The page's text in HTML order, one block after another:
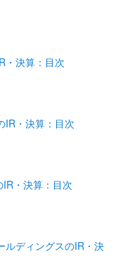
・決算：目次
IR・決算：目次
・決算：目次
ルディングスのIR・決